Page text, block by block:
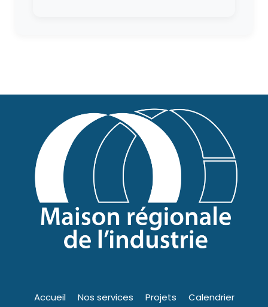
Accueil Nos services Projets Calendrier